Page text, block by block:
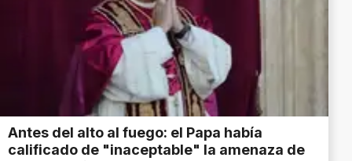
Antes del alto al fuego: el Papa había
calificado de "inaceptable" la amenaza de